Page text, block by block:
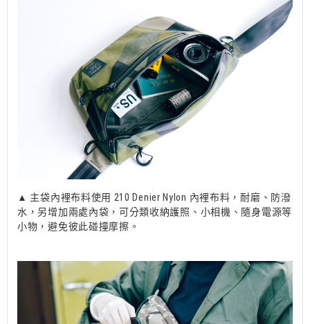
▲ 主袋內裡布料使用 210 Denier Nylon 內裡布料，耐磨、防潑
水，另增加兩處內袋，可分類收納護照、小相機、隨身電源等
小物，避免彼此碰撞摩擦。